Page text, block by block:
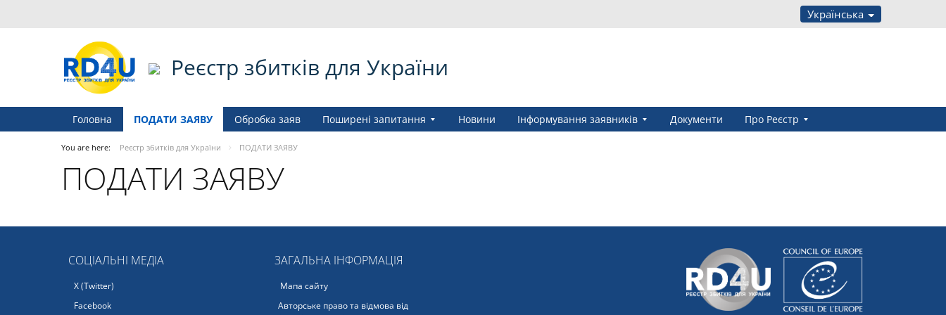
Українська
Реєстр збитків для України
Головна ПОДАТИ ЗАЯВУ Обробка заяв Поширені запитання Новини Інформування заявників Документи Про Реєстр
You are here: Реєстр збитків для України ПОДАТИ ЗАЯВУ
ПОДАТИ ЗАЯВУ
СОЦІАЛЬНІ МЕДІА
X (Twitter)
Facebook
ЗАГАЛЬНА ІНФОРМАЦІЯ
Мапа сайту
Авторське право та відмова від